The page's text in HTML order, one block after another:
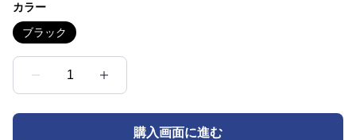
カラー
ブラック
1
購入画面に進む